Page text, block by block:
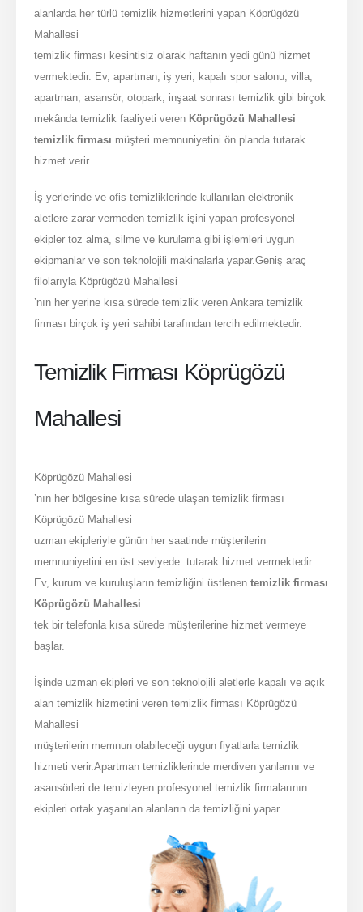
alanlarda her türlü temizlik hizmetlerini yapan Köprügözü
Mahallesi
temizlik firması kesintisiz olarak haftanın yedi günü hizmet
vermektedir. Ev, apartman, iş yeri, kapalı spor salonu, villa,
apartman, asansör, otopark, inşaat sonrası temizlik gibi birçok
mekânda temizlik faaliyeti veren Köprügözü Mahallesi
temizlik firması müşteri memnuniyetini ön planda tutarak
hizmet verir.
İş yerlerinde ve ofis temizliklerinde kullanılan elektronik
aletlere zarar vermeden temizlik işini yapan profesyonel
ekipler toz alma, silme ve kurulama gibi işlemleri uygun
ekipmanlar ve son teknolojili makinalarla yapar.Geniş araç
filolarıyla Köprügözü Mahallesi
’nın her yerine kısa sürede temizlik veren Ankara temizlik
firması birçok iş yeri sahibi tarafından tercih edilmektedir.
Temizlik Firması Köprügözü
Mahallesi
Köprügözü Mahallesi
’nın her bölgesine kısa sürede ulaşan temizlik firması
Köprügözü Mahallesi
uzman ekipleriyle günün her saatinde müşterilerin
memnuniyetini en üst seviyede tutarak hizmet vermektedir.
Ev, kurum ve kuruluşların temizliğini üstlenentemizlik firması
Köprügözü Mahallesi
tek bir telefonla kısa sürede müşterilerine hizmet vermeye
başlar.
İşinde uzman ekipleri ve son teknolojili aletlerle kapalı ve açık
alan temizlik hizmetini veren temizlik firması Köprügözü
Mahallesi
müşterilerin memnun olabileceği uygun fiyatlarla temizlik
hizmeti verir.Apartman temizliklerinde merdiven yanlarını ve
asansörleri de temizleyen profesyonel temizlik firmalarının
ekipleri ortak yaşanılan alanların da temizliğini yapar.